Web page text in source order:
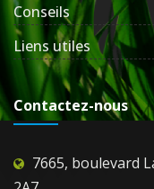
Conseils
Liens utiles
Contactez-nous
7665, boulevard